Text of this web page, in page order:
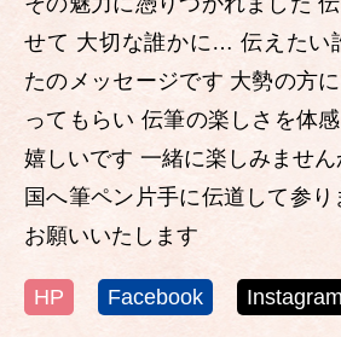
せて 大切な誰かに… 伝えたい
たのメッセージです 大勢の方
ってもらい 伝筆の楽しさを体
嬉しいです 一緒に楽しみませ
国へ筆ペン片手に伝道して参り
お願いいたします
HP Facebook Instagram